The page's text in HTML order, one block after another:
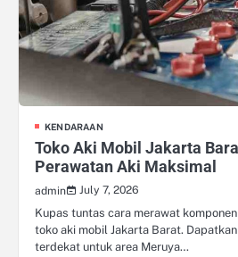
KENDARAAN
Toko Aki Mobil Jakarta
Perawatan Aki Maksimal
admin
July 7, 2026
Kupas tuntas cara merawat
toko aki mobil Jakarta Barat.
terdekat untuk area Meruya…